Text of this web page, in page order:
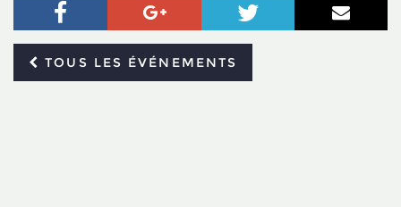
Facebook Google+ Twitter
TOUS LES ÉVÉNEMENTS